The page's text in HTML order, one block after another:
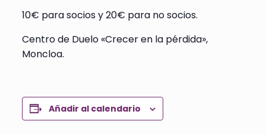
10€ para socios y 20€ para no socios.
Centro de Duelo «Crecer en la pérdida»,
Moncloa.
Añadir al calendario